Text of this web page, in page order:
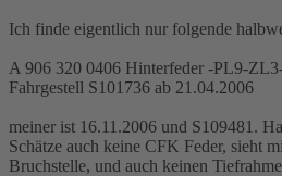
Ich finde eigentlich nur folgende
A 906 320 0406 Hinterfeder -PL9-
Fahrgestell S101736 ab 21.04.2006
meiner ist 16.11.2006 und S109481.
Schätze auch keine CFK Feder, sieht
Bruchstelle, und auch keinen